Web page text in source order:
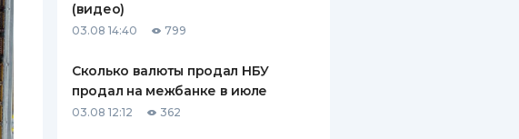
(видео)
03.08 14:40 799
Сколько валюты продал НБУ
продал на межбанке в июле
03.08 12:12 362